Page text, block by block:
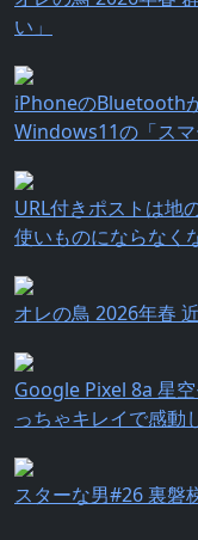
い」
iPhoneのBluetooth
Windows11の「ス
URL付きポストは地
使いものにならなく
オレの鳥 2026年春
Google Pixel 8a 星
っちゃキレイで感動
スターな男#26 裏磐